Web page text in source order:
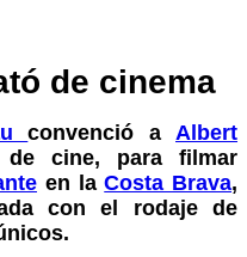
de cinema
convenció a Albert
de cine, para filmar
en laCosta Brava,
con el rodaje de